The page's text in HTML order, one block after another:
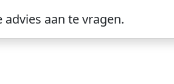
aan te vragen.